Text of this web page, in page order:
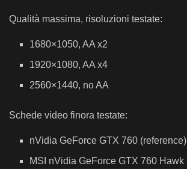
Qualità massima, risoluzioni testate:
1680×1050, AA x2
1920×1080, AA x4
2560×1440, no AA
Schede video finora testate:
nVidia GeForce GTX 760 (reference)
MSI nVidia GeForce GTX 760 Hawk